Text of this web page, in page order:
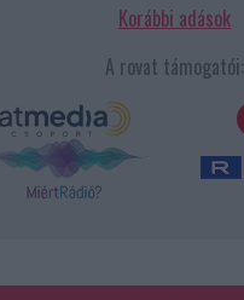
Korábbi adások
A rovat támogatói: